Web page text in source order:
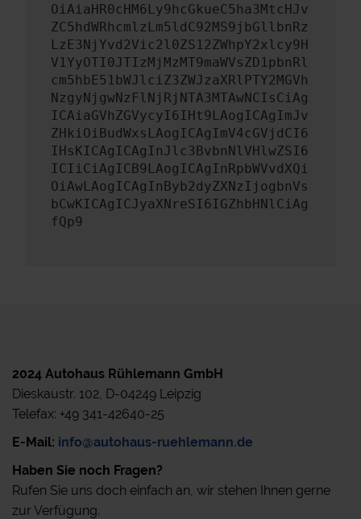
OiAiaHR0cHM6Ly9hcGkueC5ha3MtcHJv
ZC5hdWRhcmlzLm5ldC92MS9jbGllbnRz
LzE3NjYvd2Vic2l0ZS12ZWhpY2xlcy9H
V1YyOTI0JTIzMjMzMT9maWVsZD1pbnRl
cm5hbE51bWJlciZ3ZWJzaXRlPTY2MGVh
NzgyNjgwNzFlNjRjNTA3MTAwNCIsCiAg
ICAiaGVhZGVycyI6IHt9LAogICAgImJv
ZHkiOiBudWxsLAogICAgImV4cGVjdCI6
IHsKICAgICAgInJlc3BvbnNlVHlwZSI6
ICIiCiAgICB9LAogICAgInRpbWVvdXQi
OiAwLAogICAgInByb2dyZXNzIjogbnVs
bCwKICAgICJyaXNreSI6IGZhbHNlCiAg
fQp9
2024 Autohaus Rühlemann GmbH
Dieskaustr. 102, D-04249 Leipzig
Telefax: +49 341-42640-25
E-Mail: info@autohaus-ruehlemann.de
Haben Sie noch Fragen?
Rufen Sie uns doch einfach an, wir stehen Ihnen gerne
zur Verfügung.